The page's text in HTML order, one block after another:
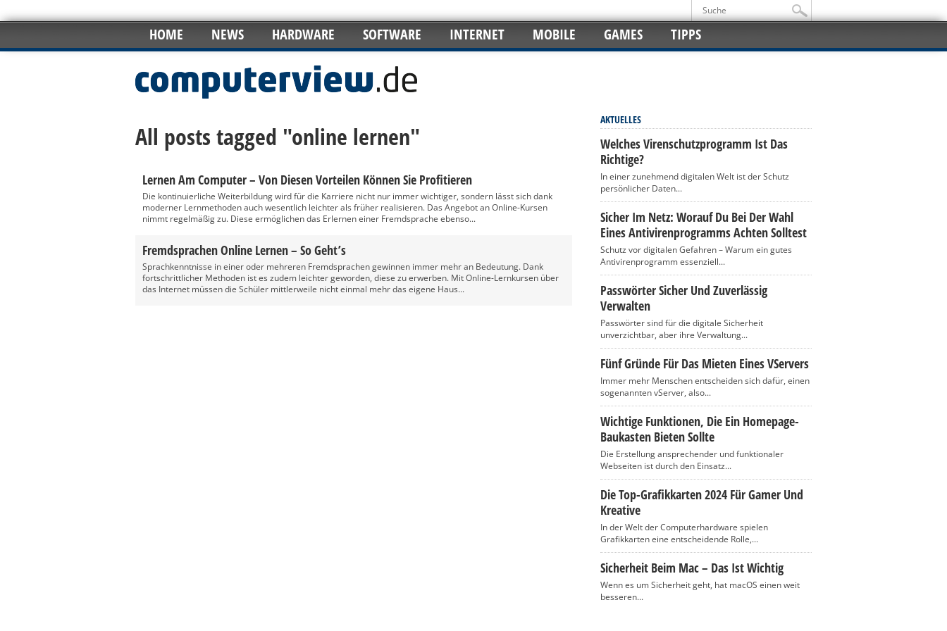
HOME NEWS HARDWARE SOFTWARE INTERNET MOBILE GAMES TIPPS
All posts tagged "online lernen"
Lernen Am Computer – Von Diesen Vorteilen Können Sie Profitieren
Die kontinuierliche Weiterbildung wird für die Karriere nicht nur immer wichtiger, sondern lässt sich dank
moderner Lernmethoden auch wesentlich leichter als früher realisieren. Das Angebot an Online-Kursen
nimmt regelmäßig zu. Diese ermöglichen das Erlernen einer Fremdsprache ebenso...
Fremdsprachen Online Lernen – So Geht’s
Sprachkenntnisse in einer oder mehreren Fremdsprachen gewinnen immer mehr an Bedeutung. Dank
fortschrittlicher Methoden ist es zudem leichter geworden, diese zu erwerben. Mit Online-Lernkursen über
das Internet müssen die Schüler mittlerweile nicht einmal mehr das eigene Haus...
AKTUELLES
Welches Virenschutzprogramm Ist Das
Richtige?
In einer zunehmend digitalen Welt ist der Schutz
persönlicher Daten...
Sicher Im Netz: Worauf Du Bei Der Wahl
Eines Antivirenprogramms Achten Solltest
Schutz vor digitalen Gefahren – Warum ein gutes
Antivirenprogramm essenziell...
Passwörter Sicher Und Zuverlässig
Verwalten
Passwörter sind für die digitale Sicherheit
unverzichtbar, aber ihre Verwaltung...
Fünf Gründe Für Das Mieten Eines VServers
Immer mehr Menschen entscheiden sich dafür, einen
sogenannten vServer, also...
Wichtige Funktionen, Die Ein Homepage-
Baukasten Bieten Sollte
Die Erstellung ansprechender und funktionaler
Webseiten ist durch den Einsatz...
Die Top-Grafikkarten 2024 Für Gamer Und
Kreative
In der Welt der Computerhardware spielen
Grafikkarten eine entscheidende Rolle,...
Sicherheit Beim Mac – Das Ist Wichtig
Wenn es um Sicherheit geht, hat macOS einen weit
besseren...